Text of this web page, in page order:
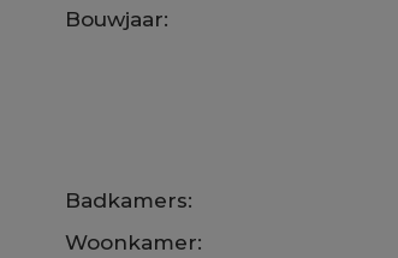
Bouwjaar:
Badkamers:
Woonkamer: